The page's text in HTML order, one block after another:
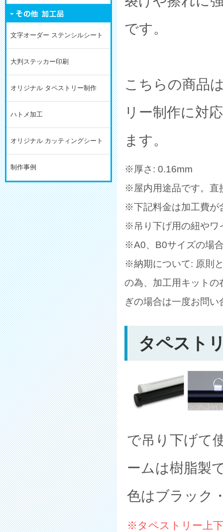
文字オーダー ステンシルシート
大判ステッカー印刷
オリジナル タペストリー制作
ハトメ加工
オリジナル カッティングシート
制作事例
です。
こちらの商品
リー制作に対
ます。
※厚さ: 0.16mm
※屋内用途品です。直
※下記料金は加工費が
※吊り下げ用の紐やワ
※A0、B0サイズの場
※納期について: 原則
の為、加工用キット
ぎの場合は一度お問い
タペスト
で吊り下げて
ームは樹脂製
色はブラック
※タペストリー上